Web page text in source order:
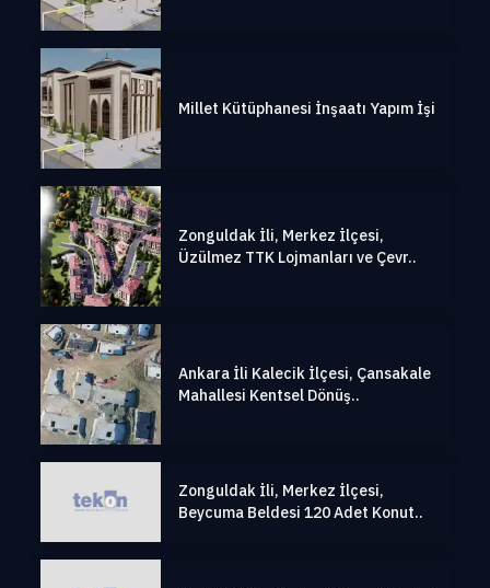
Millet Kütüphanesi İnşaatı Yapım İşi
Zonguldak İli, Merkez İlçesi,
Üzülmez TTK Lojmanları ve Çevr..
Ankara İli Kalecik İlçesi, Çansakale
Mahallesi Kentsel Dönüş..
Zonguldak İli, Merkez İlçesi,
Beycuma Beldesi 120 Adet Konut..